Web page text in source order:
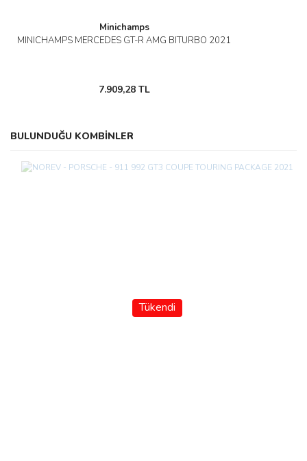
Minichamps
MINICHAMPS MERCEDES GT-R AMG BITURBO 2021
7.909,28 TL
BULUNDUĞU KOMBİNLER
Tükendi